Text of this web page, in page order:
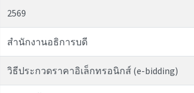
2569
สำนักงานอธิการบดี
วิธีประกวดราคาอิเล็กทรอนิกส์ (e-bidding)